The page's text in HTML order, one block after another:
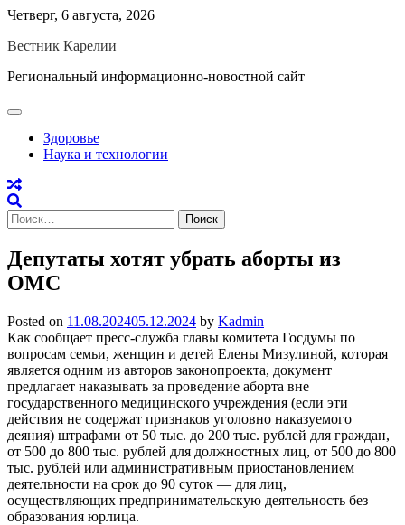
Skip
content
Четверг, 6 августа, 2026
Вестник Карелии
Региональный информационно-новостной сайт
Здоровье
Наука и технологии
Найти:
Депутаты хотят убрать аборты из
ОМС
Posted on 11.08.202405.12.2024 by Kadmin
Как сообщает пресс-служба главы комитета Госдумы по
вопросам семьи, женщин и детей Елены Мизулиной, которая
является одним из авторов законопроекта, документ
предлагает наказывать за проведение аборта вне
государственного медицинского учреждения (если эти
действия не содержат признаков уголовно наказуемого
деяния) штрафами от 50 тыс. до 200 тыс. рублей для граждан,
от 500 до 800 тыс. рублей для должностных лиц, от 500 до 800
тыс. рублей или административным приостановлением
деятельности на срок до 90 суток — для лиц,
осуществляющих предпринимательскую деятельность без
образования юрлица.